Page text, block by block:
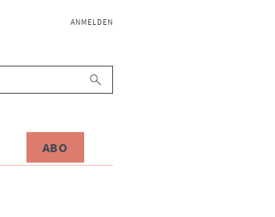
NAVIGATION
ANMELDEN
ABO